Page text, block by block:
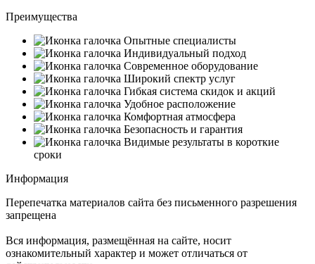
Преимущества
Опытные специалисты
Индивидуальный подход
Современное оборудование
Широкий спектр услуг
Гибкая система скидок и акций
Удобное расположение
Комфортная атмосфера
Безопасность и гарантия
Видимые результаты в короткие
сроки
Информация
Перепечатка материалов сайта без письменного разрешения
запрещена
Вся информация, размещённая на сайте, носит
ознакомительный характер и может отличаться от